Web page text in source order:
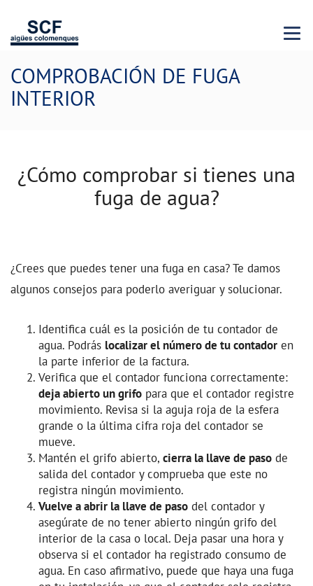
Menu
COMPROBACIÓN DE FUGA
INTERIOR
¿Cómo comprobar si tienes una
fuga de agua?
¿Crees que puedes tener una fuga en casa? Te damos
algunos consejos para poderlo averiguar y solucionar.
Identifica cuál es la posición de tu contador de
agua. Podrás localizar el número de tu contador en
la parte inferior de la factura.
Verifica que el contador funciona correctamente:
deja abierto un grifo para que el contador registre
movimiento. Revisa si la aguja roja de la esfera
grande o la última cifra roja del contador se
mueve.
Mantén el grifo abierto, cierra la llave de paso de
salida del contador y comprueba que este no
registra ningún movimiento.
Vuelve a abrir la llave de paso del contador y
asegúrate de no tener abierto ningún grifo del
interior de la casa o local. Deja pasar una hora y
observa si el contador ha registrado consumo de
agua. En caso afirmativo, puede que haya una fuga